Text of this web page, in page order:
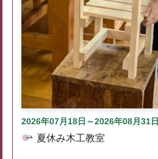
2026年07月18日～2026年08月31日
夏休み木工教室